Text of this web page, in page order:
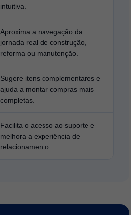
intuitiva.
Aproxima a navegação da
jornada real de construção,
reforma ou manutenção.
Sugere itens complementares e
ajuda a montar compras mais
completas.
Facilita o acesso ao suporte e
melhora a experiência de
relacionamento.